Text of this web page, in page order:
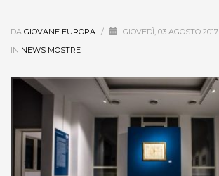
DA GIOVANE EUROPA / GIOVEDÌ, 03 AGOSTO 2017
IN NEWS MOSTRE